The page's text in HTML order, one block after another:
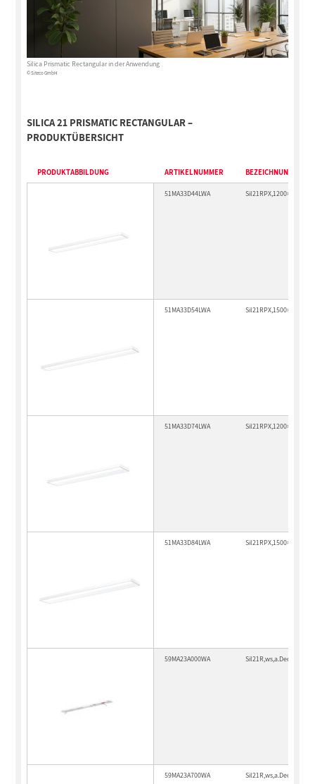
Silica Prismatic Rectangular in der Anwendung
© Siteco GmbH
SILICA 21 PRISMATIC RECTANGULAR –
PRODUKTÜBERSICHT
PRODUKTABBILDUNG ARTIKELNUMMER BEZEICHNUNG
51MA33D44LWA
51MA33D54LWA
51MA33D74LWA
51MA33D84LWA
59MA23A000WA
59MA23A700WA